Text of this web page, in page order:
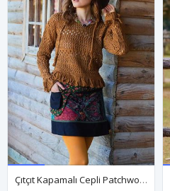
Çıtçıt Kapamalı Cepli Patchwork Anvelop Siyah Etnik Etek